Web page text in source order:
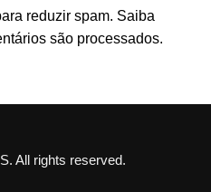
reduzir spam. Saiba
são processados.
All rights reserved.